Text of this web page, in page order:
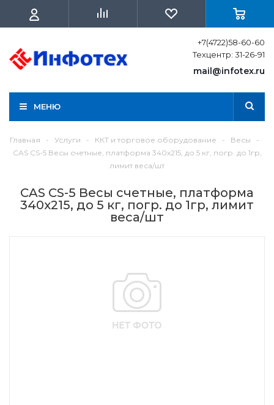
+7(4722)58-60-60
Техцентр: 31-26-91
mail@infotex.ru
МЕНЮ
Главная - Услуги - ККТ и торговое оборудование - Весы
-
CAS СS-5 Весы счетные, платформа 340х215, до 5 кг, погр. до 1гр,
лимит веса/шт
CAS СS-5 Весы счетные, платформа
340х215, до 5 кг, погр. до 1гр, лимит
веса/шт